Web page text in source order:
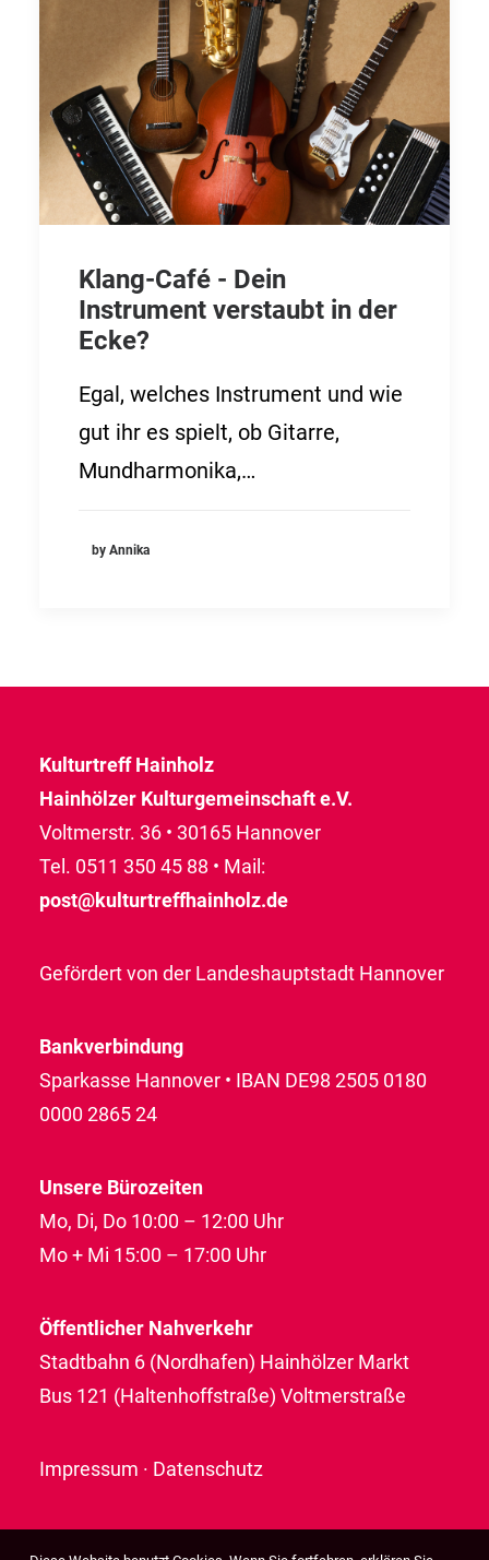
Klang-Café - Dein
Instrument verstaubt in der
Ecke?
Egal, welches Instrument und wie
gut ihr es spielt, ob Gitarre,
Mundharmonika,…
by Annika
Kulturtreff Hainholz
Hainhölzer Kulturgemeinschaft e.V.
Voltmerstr. 36 • 30165 Hannover
Tel. 0511 350 45 88 • Mail:
post@kulturtreffhainholz.de
Gefördert von der Landeshauptstadt Hannover
Bankverbindung
Sparkasse Hannover • IBAN DE98 2505 0180
0000 2865 24
Unsere Bürozeiten
Mo, Di, Do 10:00 – 12:00 Uhr
Mo + Mi 15:00 – 17:00 Uhr
Öffentlicher Nahverkehr
Stadtbahn 6 (Nordhafen) Hainhölzer Markt
Bus 121 (Haltenhoffstraße) Voltmerstraße
Impressum · Datenschutz